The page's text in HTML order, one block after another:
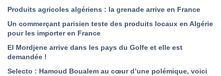
Produits agricoles algériens : la grenade arrive en France
Un commerçant parisien teste des produits locaux en Algérie
pour les importer en France
El Mordjene arrive dans les pays du Golfe et elle est
demandée !
Selecto : Hamoud Boualem au cœur d’une polémique, voici